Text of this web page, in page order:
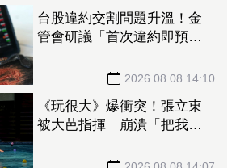
台股違約交割問題升溫！金
管會研議「首次違約即預收
2026.08.08 14:10
《玩很大》爆衝突！張立東
被大芭指揮 崩潰「把我當